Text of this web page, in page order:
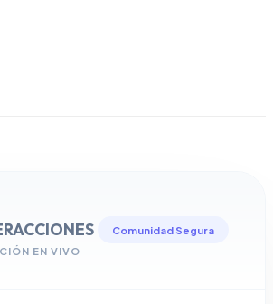
EN VIVO
Comunidad Segura